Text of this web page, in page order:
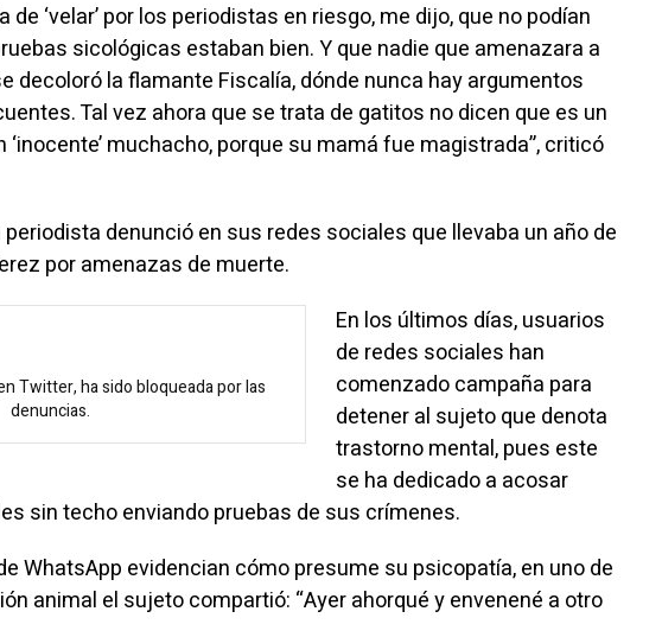
de ‘velar’ por los periodistas en riesgo, me dijo, que no podían
sicológicas estaban bien. Y que nadie que amenazara a
decoloró la flamante Fiscalía, dónde nunca hay argumentos
Tal vez ahora que se trata de gatitos no dicen que es un
muchacho, porque su mamá fue magistrada”, criticó
periodista denunció en sus redes sociales que llevaba un año de
por amenazas de muerte.
Twitter, ha sido bloqueada por las
denuncias.
En los últimos días, usuarios
de redes sociales han
comenzado campaña para
detener al sujeto que denota
trastorno mental, pues este
se ha dedicado a acosar
sin techo enviando pruebas de sus crímenes.
WhatsApp evidencian cómo presume su psicopatía, en uno de
animal el sujeto compartió: “Ayer ahorqué y envenené a otro